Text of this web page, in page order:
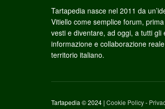
Tartapedia nasce nel 2011 da
Vitiello come semplice forum,
vesti e diventare, ad oggi, a tutti gli
informazione e collaborazione
territorio italiano.
Tartapedia © 2024 | Cookie Policy-